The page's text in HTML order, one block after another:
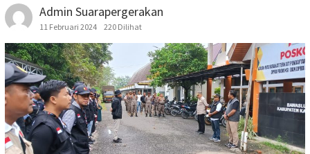
Admin Suarapergerakan
11 Februari 2024 220 Dilihat